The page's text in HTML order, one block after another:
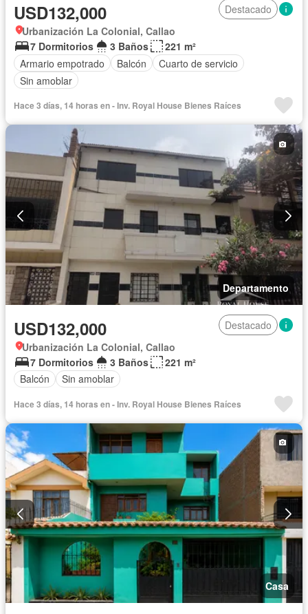
USD132,000
Destacado
Urbanización La Colonial, Callao
7 Dormitorios
3 Baños
221 m²
Armario empotrado
Balcón
Cuarto de servicio
Sin amoblar
Hace 3 días, 14 horas en - Inv. Royal House Bienes Raíces
Departamento
USD132,000
Destacado
Urbanización La Colonial, Callao
7 Dormitorios
3 Baños
221 m²
Balcón
Sin amoblar
Hace 3 días, 14 horas en - Inv. Royal House Bienes Raíces
Casa